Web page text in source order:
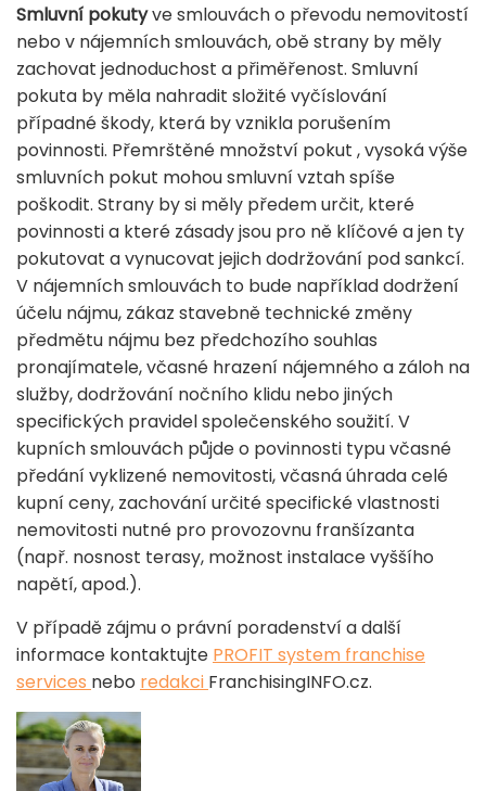
Smluvní pokutyve smlouvách o převodu nemovitostí
nebo v nájemních smlouvách, obě strany by měly
zachovat jednoduchost a přiměřenost. Smluvní
pokuta by měla nahradit složité vyčíslování
případné škody, která by vznikla porušením
povinnosti. Přemrštěné množství pokut , vysoká výše
smluvních pokut mohou smluvní vztah spíše
poškodit. Strany by si měly předem určit, které
povinnosti a které zásady jsou pro ně klíčové a jen ty
pokutovat a vynucovat jejich dodržování pod sankcí.
V nájemních smlouvách to bude například dodržení
účelu nájmu, zákaz stavebně technické změny
předmětu nájmu bez předchozího souhlas
pronajímatele, včasné hrazení nájemného a záloh na
služby, dodržování nočního klidu nebo jiných
specifických pravidel společenského soužití. V
kupních smlouvách půjde o povinnosti typu včasné
předání vyklizené nemovitosti, včasná úhrada celé
kupní ceny, zachování určité specifické vlastnosti
nemovitosti nutné pro provozovnu franšízanta
(např. nosnost terasy, možnost instalace vyššího
napětí, apod.).
V případě zájmu o právní poradenství a další
informace kontaktujte PROFIT system franchise
services nebo redakci FranchisingINFO.cz.